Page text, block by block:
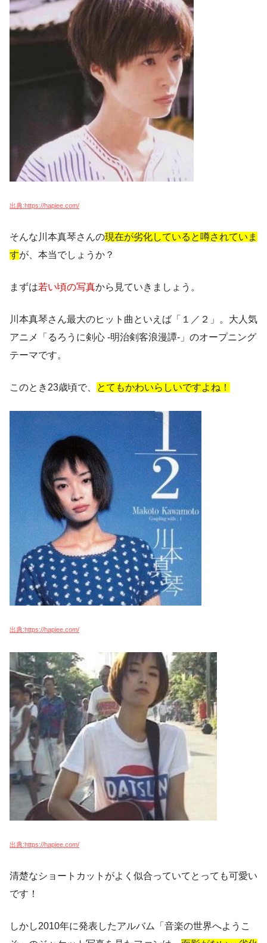
出典:https://hapiee.com/
そんな川本真琴さんの現在が劣化していると噂されていま
すが、本当でしょうか？
まずは若い頃の写真から見ていきましょう。
川本真琴さん最大のヒット曲といえば「１／２」。大人気
アニメ「るろうに剣心 -明治剣客浪漫譚-」のオープニング
テーマです。
このとき23歳頃で、 とてもかわいらしいですよね！
出典:https://hapiee.com/
出典:https://hapiee.com/
清楚なショートカットがよく似合っていて とっても可愛い
です！
しかし2010年に発表したアルバム「音楽の世界へようこ